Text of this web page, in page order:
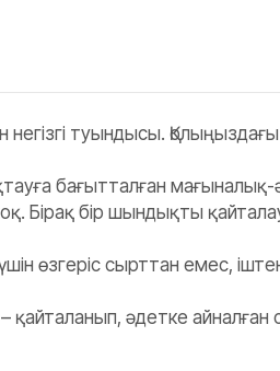
туындысы.
бағытталған
Бірақ бір шындықты
өзгеріс сырттан емес,
қайталанып, әдетке